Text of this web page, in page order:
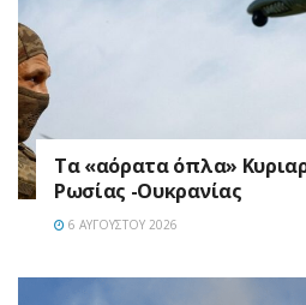
Τα «αόρατα όπλα»
Ρωσίας -Ουκρανίας
6 ΑΥΓΟΎΣΤΟΥ 2026